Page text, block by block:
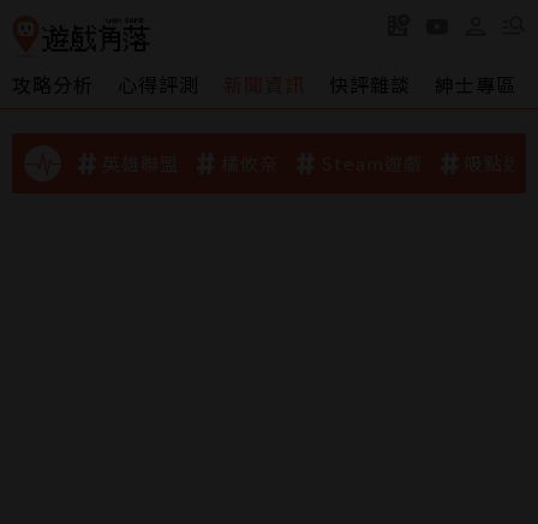
攻略分析 心得評測 快評雜談 紳士專區